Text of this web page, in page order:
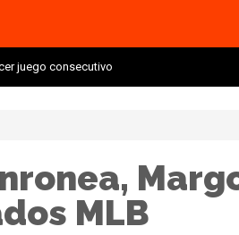
juego consecutivo
MLB